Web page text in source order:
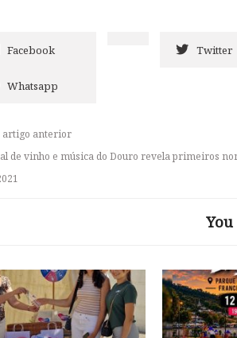
Facebook Twitter
Whatsapp
artigo anterior
de vinho e música do Douro revela primeiros